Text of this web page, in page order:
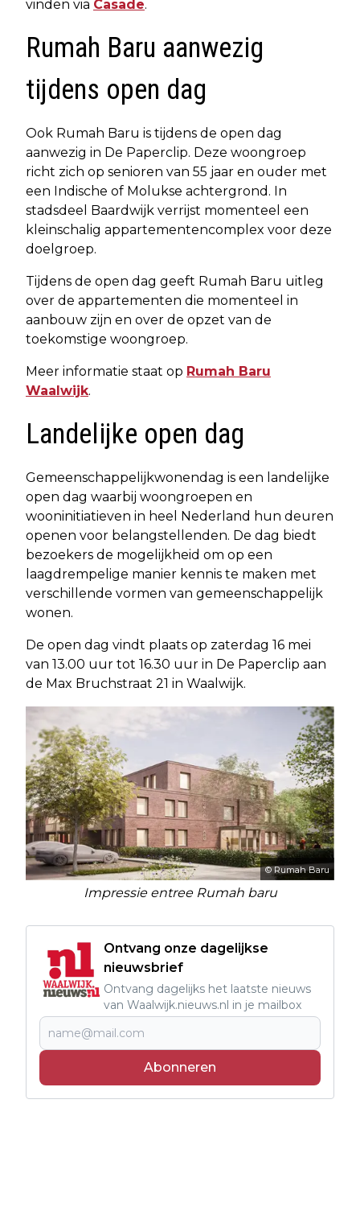
vinden via Casade.
Rumah Baru aanwezig
tijdens open dag
Ook Rumah Baru is tijdens de open dag
aanwezig in De Paperclip. Deze woongroep
richt zich op senioren van 55 jaar en ouder met
een Indische of Molukse achtergrond. In
stadsdeel Baardwijk verrijst momenteel een
kleinschalig appartementencomplex voor deze
doelgroep.
Tijdens de open dag geeft Rumah Baru uitleg
over de appartementen die momenteel in
aanbouw zijn en over de opzet van de
toekomstige woongroep.
Meer informatie staat op Rumah Baru
Waalwijk.
Landelijke open dag
Gemeenschappelijkwonendag is een landelijke
open dag waarbij woongroepen en
wooninitiatieven in heel Nederland hun deuren
openen voor belangstellenden. De dag biedt
bezoekers de mogelijkheid om op een
laagdrempelige manier kennis te maken met
verschillende vormen van gemeenschappelijk
wonen.
De open dag vindt plaats op zaterdag 16 mei
van 13.00 uur tot 16.30 uur in De Paperclip aan
de Max Bruchstraat 21 in Waalwijk.
© Rumah Baru
Impressie entree Rumah baru
Ontvang onze dagelijkse
nieuwsbrief
Ontvang dagelijks het laatste nieuws
van Waalwijk.nieuws.nl in je mailbox
Abonneren